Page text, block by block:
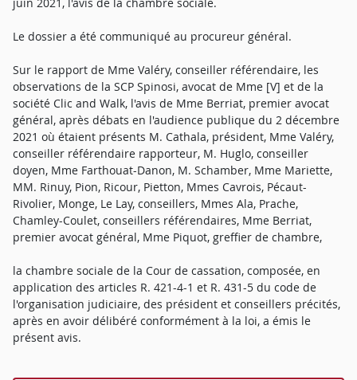
Le dossier a été communiqué au procureur général.
Sur le rapport de Mme Valéry, conseiller référendaire, les
observations de la SCP Spinosi, avocat de Mme [V] et de la
société Clic and Walk, l'avis de Mme Berriat, premier avocat
général, après débats en l'audience publique du 2 décembre
2021 où étaient présents M. Cathala, président, Mme Valéry,
conseiller référendaire rapporteur, M. Huglo, conseiller
doyen, Mme Farthouat-Danon, M. Schamber, Mme Mariette,
MM. Rinuy, Pion, Ricour, Pietton, Mmes Cavrois, Pécaut-
Rivolier, Monge, Le Lay, conseillers, Mmes Ala, Prache,
Chamley-Coulet, conseillers référendaires, Mme Berriat,
premier avocat général, Mme Piquot, greffier de chambre,
la chambre sociale de la Cour de cassation, composée, en
application des articles R. 421-4-1 et R. 431-5 du code de
l'organisation judiciaire, des président et conseillers précités,
après en avoir délibéré conformément à la loi, a émis le
présent avis.